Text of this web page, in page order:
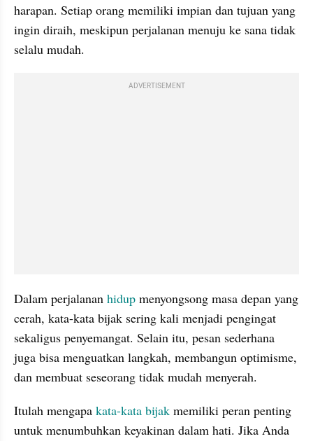
harapan. Setiap orang memiliki impian dan tujuan yang
ingin diraih, meskipun perjalanan menuju ke sana tidak
selalu mudah.
ADVERTISEMENT
Dalam perjalanan hidup menyongsong masa depan yang
cerah, kata-kata bijak sering kali menjadi pengingat
sekaligus penyemangat. Selain itu, pesan sederhana
juga bisa menguatkan langkah, membangun optimisme,
dan membuat seseorang tidak mudah menyerah.
Itulah mengapa kata-kata bijak memiliki peran penting
untuk menumbuhkan keyakinan dalam hati. Jika Anda